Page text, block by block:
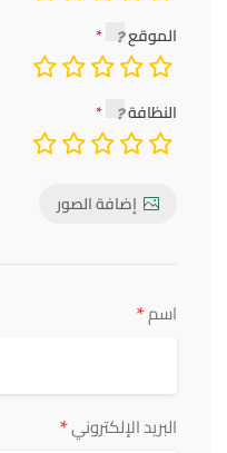
الموقع
النظافة
إضافة الصور
اسم*
البريد الإلكتروني*